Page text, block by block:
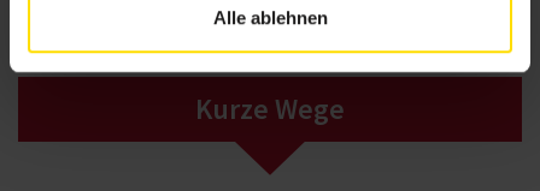
Alle ablehnen
Kurze Wege